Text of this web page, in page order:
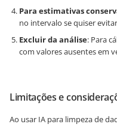
Para estimativas
no intervalo se quiser
Excluir da análise: Para
com valores ausentes em
Limitações e
Ao usar IA para limpeza de